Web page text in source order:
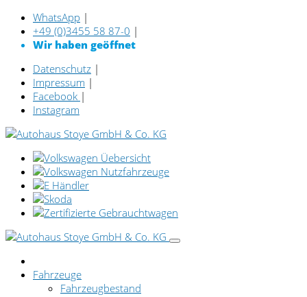
WhatsApp |
+49 (0)3455 58 87-0 |
Wir haben geöffnet
Datenschutz |
Impressum |
Facebook |
Instagram
Fahrzeuge
Fahrzeugbestand